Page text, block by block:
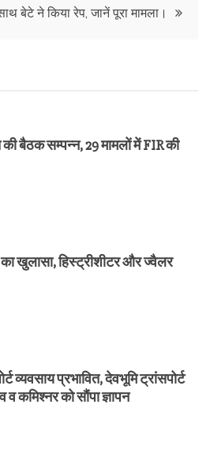
बेटे ने किया रेप, जानें पूरा मामला।
बैठक सम्पन्न, 29 मामलों में FIR की
का खुलासा, हिस्ट्रीशीटर और ज्वैलर
व्यवसाय प्रभावित, देवभूमि ट्रांसपोर्ट
कमिश्नर को सौंपा ज्ञापन